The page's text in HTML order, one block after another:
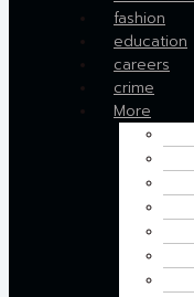
fashion
education
careers
crime
More